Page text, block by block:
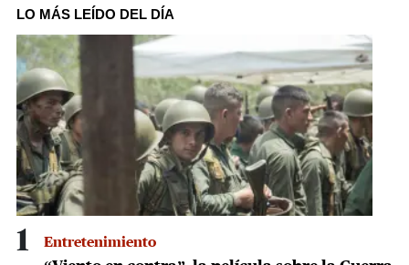
of
2
minutes,
44
seconds
LO MÁS LEÍDO DEL DÍA
1 Entretenimiento